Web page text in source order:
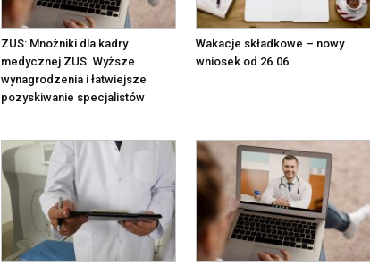
ZUS: Mnożniki dla kadry
medycznej ZUS. Wyższe
wynagrodzenia i łatwiejsze
pozyskiwanie specjalistów
Wakacje składkowe – nowy
wniosek od 26.06